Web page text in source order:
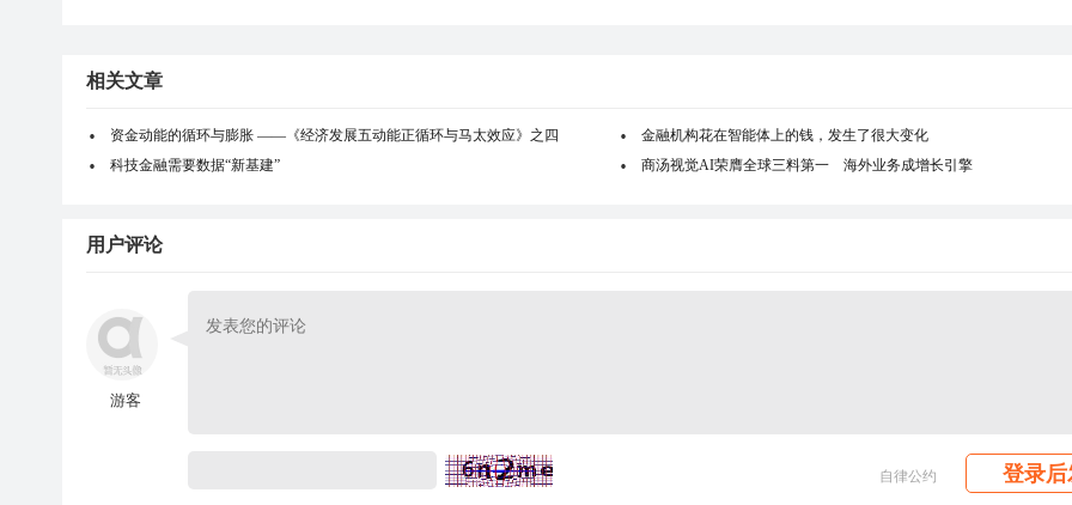
相关文章
资金动能的循环与膨胀 ——《经济发展五动能正循环与马太效应》之四
金融机构花在智能体上的钱，发生了很大变化
科技金融需要数据“新基建”
商汤视觉AI荣膺全球三料第一 海外业务成增长引擎
用户评论
游客
自律公约 登录后